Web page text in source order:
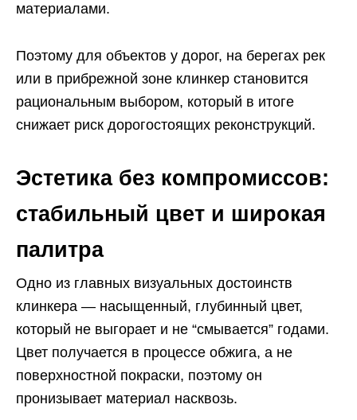
материалами.
Поэтому для объектов у дорог, на берегах рек
или в прибрежной зоне клинкер становится
рациональным выбором, который в итоге
снижает риск дорогостоящих реконструкций.
Эстетика без компромиссов:
стабильный цвет и широкая
палитра
Одно из главных визуальных достоинств
клинкера — насыщенный, глубинный цвет,
который не выгорает и не “смывается” годами.
Цвет получается в процессе обжига, а не
поверхностной покраски, поэтому он
пронизывает материал насквозь.